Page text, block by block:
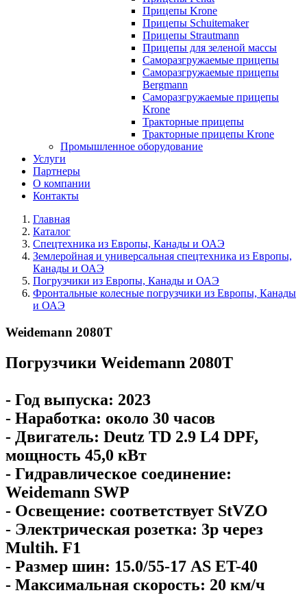
Прицепы Krone
Прицепы Schuitemaker
Прицепы Strautmann
Прицепы для зеленой массы
Саморазгружаемые прицепы
Саморазгружаемые прицепы
Bergmann
Саморазгружаемые прицепы
Krone
Тракторные прицепы
Тракторные прицепы Krone
Промышленное оборудование
Услуги
Партнеры
О компании
Контакты
Главная
Каталог
Спецтехника из Европы, Канады и ОАЭ
Землеройная и универсальная спецтехника из Европы,
Канады и ОАЭ
Погрузчики из Европы, Канады и ОАЭ
Фронтальные колесные погрузчики из Европы, Канады
и ОАЭ
Weidemann 2080T
Погрузчики Weidemann 2080T
- Год выпуска: 2023
- Наработка: около 30 часов
- Двигатель: Deutz TD 2.9 L4 DPF,
мощность 45,0 кВт
- Гидравлическое соединение:
Weidemann SWP
- Освещение: соответствует StVZO
- Электрическая розетка: 3p через
Multih. F1
- Размер шин: 15.0/55-17 AS ET-40
- Максимальная скорость: 20 км/ч